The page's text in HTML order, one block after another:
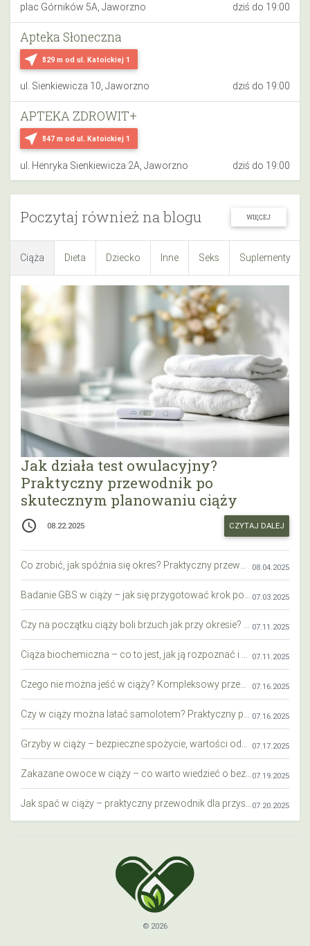
plac Górników 5A, Jaworzno dziś do 19:00
near_me 829 m od ul. Katoickiej 1
Apteka Słoneczna
ul. Sienkiewicza 10, Jaworzno dziś do 19:00
near_me 847 m od ul. Katoickiej 1
APTEKA ZDROWIT+
ul. Henryka Sienkiewicza 2A, Jaworzno dziś do 19:00
Poczytaj również na blogu WIĘCEJ
Ciąża Dieta Dziecko Inne Seks Suplementy
Jak działa test owulacyjny?
Praktyczny przewodnik po
skutecznym planowaniu ciąży
access_time 08.22.2025 CZYTAJ DALEJ
08.04.2025
07.03.2025
07.11.2025
07.11.2025
07.16.2025
07.16.2025
07.17.2025
07.19.2025
07.20.2025
© 2026